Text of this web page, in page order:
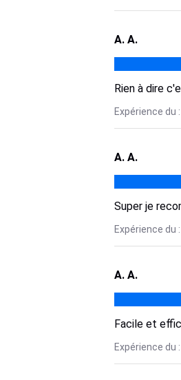
A. A.
Rien à dire
Expérience du
A. A.
Super je
Expérience du
A. A.
Facile et
Expérience du